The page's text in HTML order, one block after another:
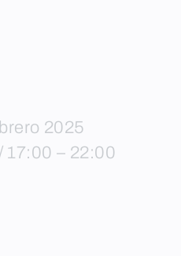
2025
17:00 – 22:00